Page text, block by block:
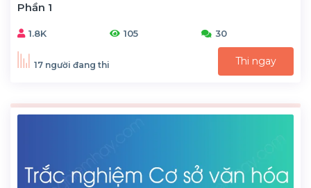
Phần 1
1.8K 105 30
17 người đang thi Thi ngay